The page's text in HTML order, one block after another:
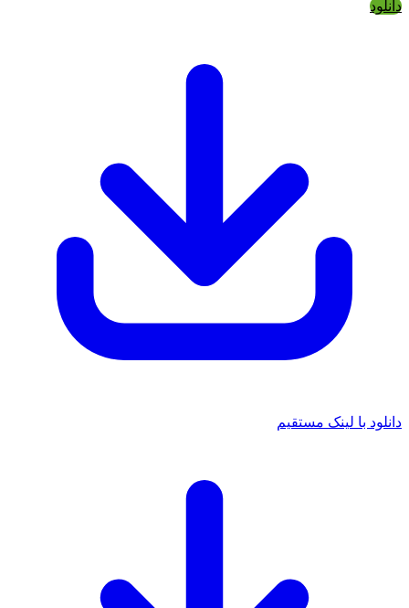
با لینک مستقیم